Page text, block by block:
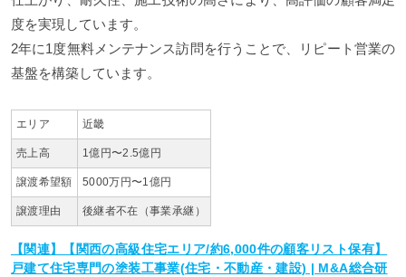
度を実現しています。
2年に1度無料メンテナンス訪問を行うことで、リピート営業の
基盤を構築しています。
エリア 近畿
売上高 1億円〜2.5億円
譲渡希望額 5000万円〜1億円
譲渡理由 後継者不在（事業承継）
【関連】【関西の高級住宅エリア/約6,000件の顧客リスト保有】
戸建て住宅専門の塗装工事業(住宅・不動産・建設) | M&A総合研